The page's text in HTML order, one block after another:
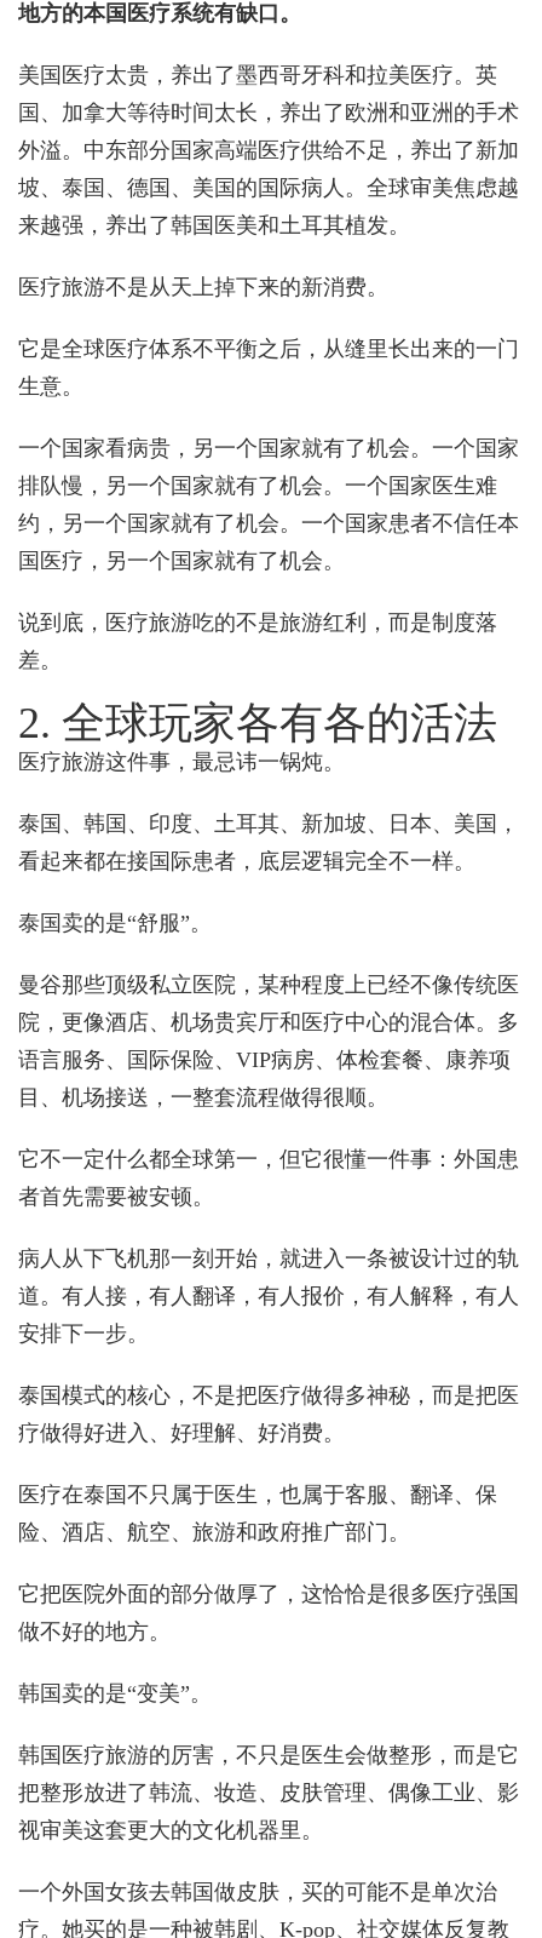
地方的本国医疗系统有缺口。
美国医疗太贵，养出了墨西哥牙科和拉美医疗。英
国、加拿大等待时间太长，养出了欧洲和亚洲的手术
外溢。中东部分国家高端医疗供给不足，养出了新加
坡、泰国、德国、美国的国际病人。全球审美焦虑越
来越强，养出了韩国医美和土耳其植发。
医疗旅游不是从天上掉下来的新消费。
它是全球医疗体系不平衡之后，从缝里长出来的一门
生意。
一个国家看病贵，另一个国家就有了机会。一个国家
排队慢，另一个国家就有了机会。一个国家医生难
约，另一个国家就有了机会。一个国家患者不信任本
国医疗，另一个国家就有了机会。
说到底，医疗旅游吃的不是旅游红利，而是制度落
差。
2. 全球玩家各有各的活法
医疗旅游这件事，最忌讳一锅炖。
泰国、韩国、印度、土耳其、新加坡、日本、美国，
看起来都在接国际患者，底层逻辑完全不一样。
泰国卖的是“舒服”。
曼谷那些顶级私立医院，某种程度上已经不像传统医
院，更像酒店、机场贵宾厅和医疗中心的混合体。多
语言服务、国际保险、VIP病房、体检套餐、康养项
目、机场接送，一整套流程做得很顺。
它不一定什么都全球第一，但它很懂一件事：外国患
者首先需要被安顿。
病人从下飞机那一刻开始，就进入一条被设计过的轨
道。有人接，有人翻译，有人报价，有人解释，有人
安排下一步。
泰国模式的核心，不是把医疗做得多神秘，而是把医
疗做得好进入、好理解、好消费。
医疗在泰国不只属于医生，也属于客服、翻译、保
险、酒店、航空、旅游和政府推广部门。
它把医院外面的部分做厚了，这恰恰是很多医疗强国
做不好的地方。
韩国卖的是“变美”。
韩国医疗旅游的厉害，不只是医生会做整形，而是它
把整形放进了韩流、妆造、皮肤管理、偶像工业、影
视审美这套更大的文化机器里。
一个外国女孩去韩国做皮肤，买的可能不是单次治
疗。她买的是一种被韩剧、K-pop、社交媒体反复教